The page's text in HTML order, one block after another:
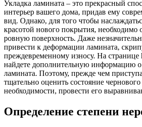
Укладка ламината – это прекрасный
интерьер вашего дома, придав ему
вид. Однако, для того чтобы
красотой нового покрытия, необходимо
ровную поверхность. Даже
привести к деформации ламината,
преждевременному износу. На странице
найдете дополнительную информацию
ламината. Поэтому, прежде чем
тщательно оценить состояние
необходимости, провести его
Определение степени